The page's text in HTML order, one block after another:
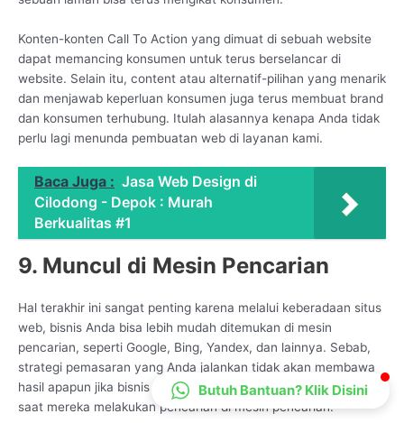
Konten-konten Call To Action yang dimuat di sebuah website
dapat memancing konsumen untuk terus berselancar di
website. Selain itu, content atau alternatif-pilihan yang menarik
dan menjawab keperluan konsumen juga terus membuat brand
dan konsumen terhubung. Itulah alasannya kenapa Anda tidak
perlu lagi menunda pembuatan web di layanan kami.
Baca Juga : Jasa Web Design di
Cilodong - Depok : Murah
Berkualitas #1
9. Muncul di Mesin Pencarian
Hal terakhir ini sangat penting karena melalui keberadaan situs
web, bisnis Anda bisa lebih mudah ditemukan di mesin
pencarian, seperti Google, Bing, Yandex, dan lainnya. Sebab,
strategi pemasaran yang Anda jalankan tidak akan membawa
hasil apapun jika bisnis Anda tidak terlihat oleh calon konsumen
saat mereka melakukan pencarian di mesin pencarian.
CS Lenteraweb
Online
Butuh Bantuan? Klik Disini